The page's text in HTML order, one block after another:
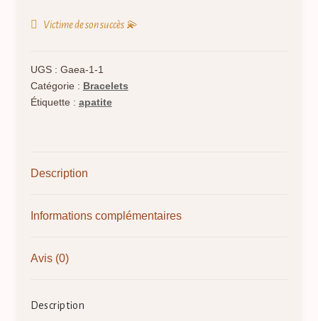
Victime de son succès 💫
UGS : Gaea-1-1
Catégorie : Bracelets
Étiquette : apatite
Description
Informations complémentaires
Avis (0)
Description